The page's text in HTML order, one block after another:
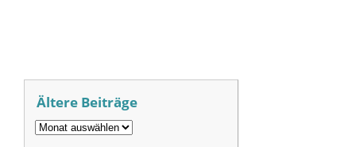
Ältere Beiträge